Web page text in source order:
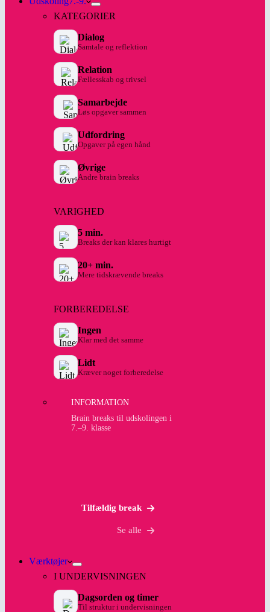
KATEGORIER
Dialog
Samtale og reflektion
Relation
Fællesskab og trivsel
Samarbejde
Løs opgaver sammen
Udfordring
Opgaver på egen hånd
Øvrige
Andre brain breaks
VARIGHED
5 min.
Breaks der kan klares hurtigt
20+ min.
Mere tidskrævende breaks
FORBEREDELSE
Ingen
Klar med det samme
Lidt
Kræver noget forberedelse
INFORMATION
Brain breaks til udskolingen i
7.–9. klasse
Tilfældig break
Se alle
Værktøjer
I UNDERVISNINGEN
Dagsorden og timer
Til struktur i undervisningen